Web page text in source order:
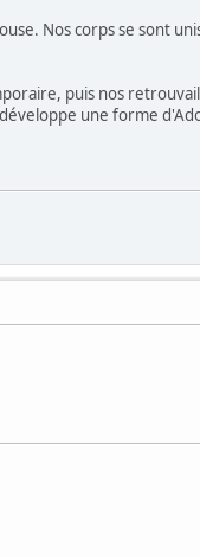
Nos corps se sont
puis nos
une forme